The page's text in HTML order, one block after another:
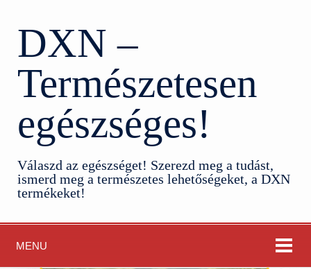
DXN –
Természetesen
egészséges!
Válaszd az egészséget! Szerezd meg a tudást,
ismerd meg a természetes lehetőségeket, a DXN
termékeket!
MENU